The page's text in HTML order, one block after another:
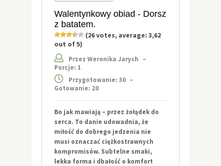
Walentynkowy obiad - Dorsz
z batatem.
(26votes, average: 3,62
out of 5)
Przez Weronika Jarych –
Porcje: 1
Przygotowanie: 30 –
Gotowanie: 20
Bo jak mawiają – przez żołądek do
serca. To danie udowadnia, że
miłość do dobrego jedzenia nie
musi oznaczać ciężkostrawnych
kompromisów. Subtelne smaki,
lekka forma i dbałość o komfort